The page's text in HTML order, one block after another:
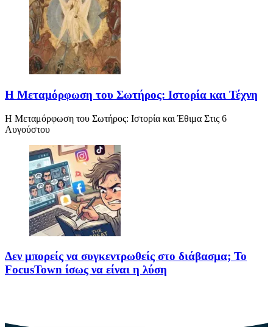
Η Μεταμόρφωση του Σωτήρος: Ιστορία και Τέχνη
Η Μεταμόρφωση του Σωτήρος: Ιστορία και Έθιμα Στις 6
Αυγούστου
Δεν μπορείς να συγκεντρωθείς στο διάβασμα; Το
FocusTown ίσως να είναι η λύση